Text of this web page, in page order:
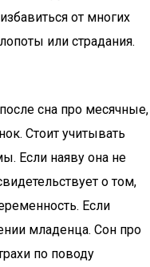
от многих
или страдания.
сна про месячные,
Стоит учитывать
Если наяву она не
о том,
Если
младенца. Сон про
по поводу